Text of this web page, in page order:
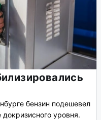
бензин подешевел
уровня.